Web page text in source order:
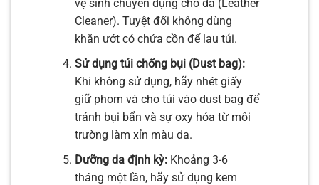
vệ sinh chuyên dụng cho da (Leather
Cleaner). Tuyệt đối không dùng
khăn ướt có chứa cồn để lau túi.
Sử dụng túi chống bụi (Dust bag):
Khi không sử dụng, hãy nhét giấy
giữ phom và cho túi vào dust bag để
tránh bụi bẩn và sự oxy hóa từ môi
trường làm xỉn màu da.
Dưỡng da định kỳ:Khoảng 3-6
tháng một lần, hãy sử dụng kem